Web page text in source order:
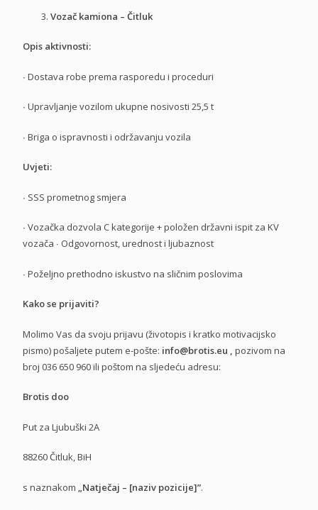
Vozač kamiona – Čitluk
Opis aktivnosti:
∙Dostava robe prema rasporedu i proceduri
∙Upravljanje vozilom ukupne nosivosti 25,5 t
∙Briga o ispravnosti i održavanju vozila
Uvjeti:
∙ SSS prometnog smjera
∙Vozačka dozvola C kategorije + položen državni ispit za KV
vozača ∙ Odgovornost, urednost i ljubaznost
∙Poželjno prethodno iskustvo na sličnim poslovima
Kako se prijaviti?
Molimo Vas da svoju prijavu (životopis i kratko motivacijsko
pismo) pošaljete putem e-pošte: info@brotis.eu ,pozivom na
broj 036 650 960 ili poštom na sljedeću adresu:
Brotis doo
Put za Ljubuški 2A
88260 Čitluk, BiH
s naznakom „Natječaj – [naziv pozicije]”.